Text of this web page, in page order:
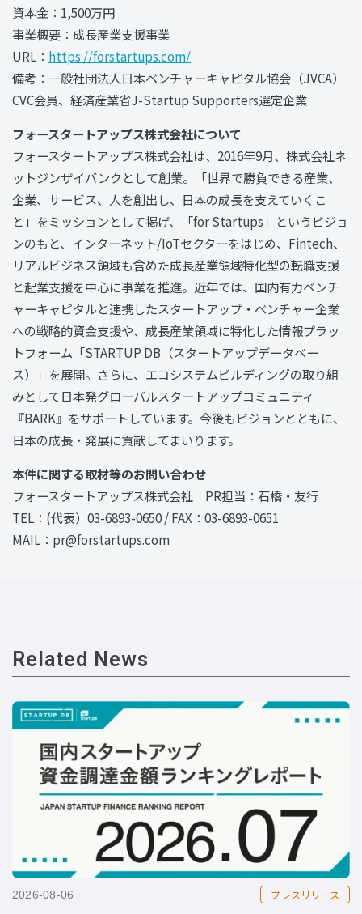
資本金：1,500万円
事業概要：成長産業支援事業
URL： https://forstartups.com/
備考：一般社団法人日本ベンチャーキャピタル協会（JVCA）
CVC会員、経済産業省J-Startup Supporters選定企業
フォースタートアップス株式会社について
フォースタートアップス株式会社は、2016年9⽉、株式会社ネ
ットジンザイバンクとして創業。「世界で勝負できる産業、
企業、サービス、⼈を創出し、⽇本の成⻑を⽀えていくこ
と」をミッションとして掲げ、「for Startups」というビジョ
ンのもと、インターネット/IoTセクターをはじめ、Fintech、
リアルビジネス領域も含めた成長産業領域特化型の転職⽀援
と起業⽀援を中⼼に事業を推進。近年では、国内有⼒ベンチ
ャーキャピタルと連携したスタートアップ・ベンチャー企業
への戦略的資⾦⽀援や、成長産業領域に特化した情報プラッ
トフォーム「STARTUP DB（スタートアップデータベー
ス）」を展開。さらに、エコシステムビルディングの取り組
みとして日本発グローバルスタートアップコミュニティ
『BARK』をサポートしています。今後もビジョンとともに、
日本の成長・発展に貢献してまいります。
本件に関する取材等のお問い合わせ
フォースタートアップス株式会社 PR担当：石橋・友行
TEL：(代表）03-6893-0650 / FAX：03-6893-0651
MAIL：pr@forstartups.com
Related News
2026-08-06 プレスリリース